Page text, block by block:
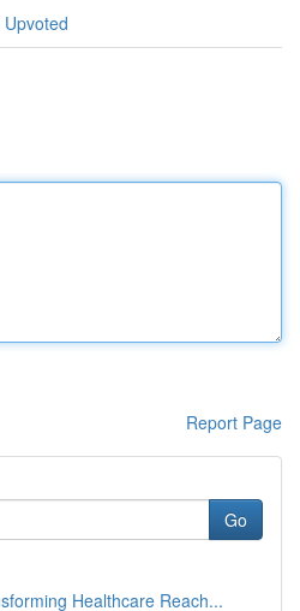
Report Page
Go
Healthcare Reach...